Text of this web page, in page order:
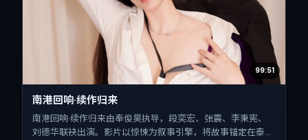
99:51
南港回响·续作归来
南港回响·续作归来由奉俊昊执导，段奕宏、张震、李秉宪、
刘德华联袂出演。影片以惊悚为叙事引擎，将故事锚定在泰